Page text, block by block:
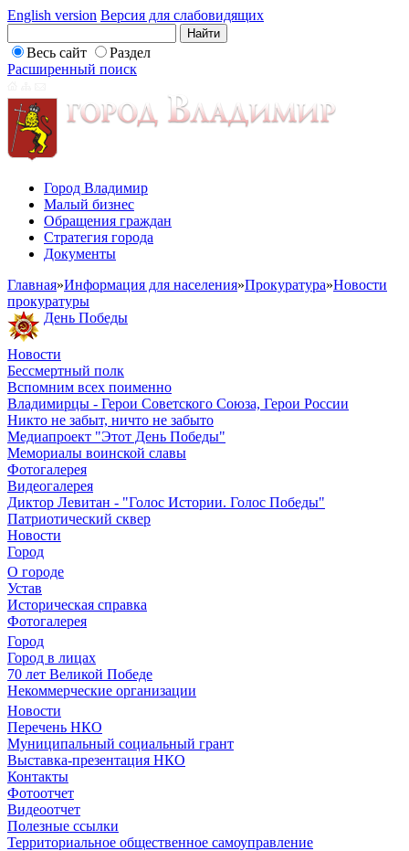
English version Версия для слабовидящих
Весь сайт
Раздел
Расширенный поиск
Город Владимир
Малый бизнес
Обращения граждан
Стратегия города
Документы
Главная»Информация для населения»Прокуратура»Новости
прокуратуры
День Победы
Новости
Бессмертный полк
Вспомним всех поименно
Владимирцы - Герои Советского Союза, Герои России
Никто не забыт, ничто не забыто
Медиапроект "Этот День Победы"
Мемориалы воинской славы
Фотогалерея
Видеогалерея
Диктор Левитан - "Голос Истории. Голос Победы"
Патриотический сквер
Новости
Город
О городе
Устав
Историческая справка
Фотогалерея
Город
Город в лицах
70 лет Великой Победе
Некоммерческие организации
Новости
Перечень НКО
Муниципальный социальный грант
Выставка-презентация НКО
Контакты
Фотоотчет
Видеоотчет
Полезные ссылки
Территориальное общественное самоуправление